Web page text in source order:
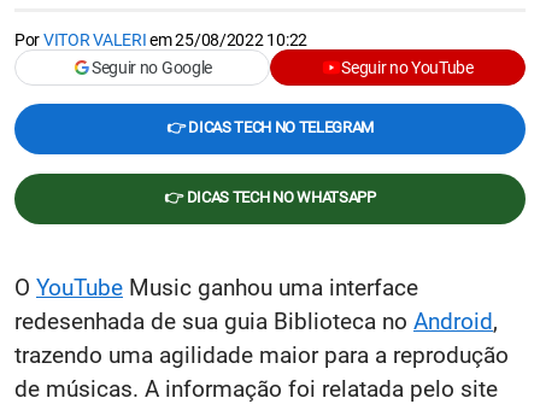
PorVITOR VALERIem25/08/2022 10:22
Seguir no Google
Seguir no YouTube
👉 DICAS TECH NO TELEGRAM
👉 DICAS TECH NO WHATSAPP
O YouTube Music ganhou uma interface
redesenhada de sua guia Biblioteca no Android,
trazendo uma agilidade maior para a reprodução
de músicas. A informação foi relatada pelo site